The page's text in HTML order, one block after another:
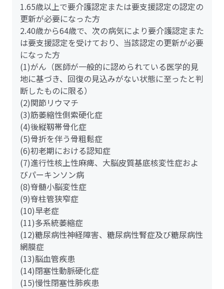
1.65歳以上で要介護認定または要支援認定の認定の
更新が必要になった方
2.40歳から64歳で、次の病気により要介護認定また
は要支援認定を受けており、当該認定の更新が必要
になった方
(1)がん（医師が一般的に認められている医学的見
地に基づき、回復の見込みがない状態に至ったと判
断したものに限る）
(2)関節リウマチ
(3)筋萎縮性側索硬化症
(4)後縦靱帯骨化症
(5)骨折を伴う骨粗鬆症
(6)初老期における認知症
(7)進行性核上性麻痺、大脳皮質基底核変性症およ
びパーキンソン病
(8)脊髄小脳変性症
(9)脊柱管狭窄症
(10)早老症
(11)多系統萎縮症
(12)糖尿病性神経障害、糖尿病性腎症及び糖尿病性
網膜症
(13)脳血管疾患
(14)閉塞性動脈硬化症
(15)慢性閉塞性肺疾患